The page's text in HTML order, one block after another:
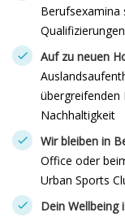
Berufsexamina
Qualifizierungen
Auf zu neuen
übergreifenden
Nachhaltigkeit
Wir bleiben in
Office oder
Urban Sports
Dein Wellbeing